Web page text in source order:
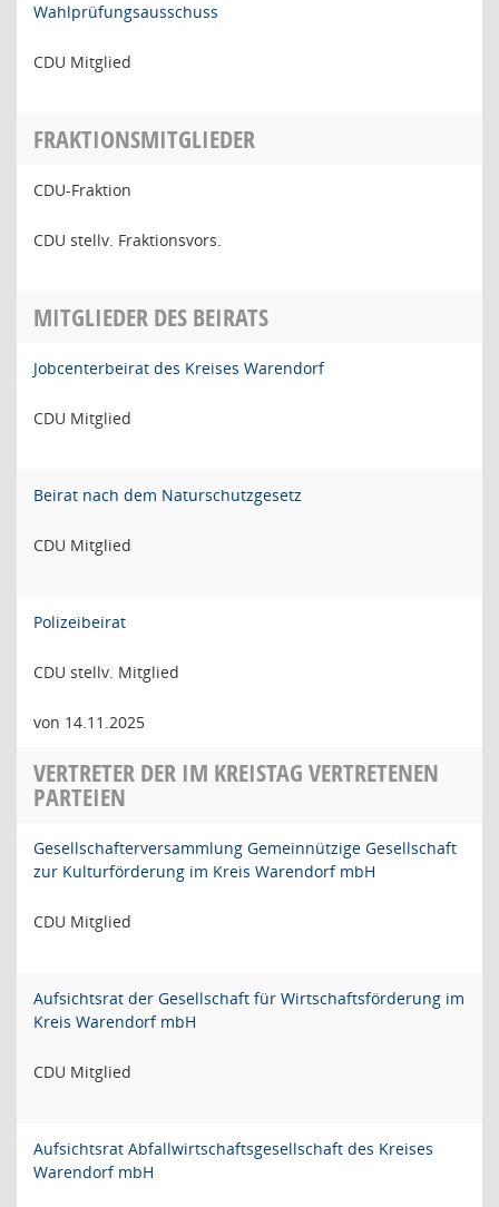
Wahlprüfungsausschuss
CDU Mitglied
FRAKTIONSMITGLIEDER
CDU-Fraktion
CDU stellv. Fraktionsvors.
MITGLIEDER DES BEIRATS
Jobcenterbeirat des Kreises Warendorf
CDU Mitglied
Beirat nach dem Naturschutzgesetz
CDU Mitglied
Polizeibeirat
CDU stellv. Mitglied
von 14.11.2025
VERTRETER DER IM KREISTAG VERTRETENEN
PARTEIEN
Gesellschafterversammlung Gemeinnützige Gesellschaft
zur Kulturförderung im Kreis Warendorf mbH
CDU Mitglied
Aufsichtsrat der Gesellschaft für Wirtschaftsförderung im
Kreis Warendorf mbH
CDU Mitglied
Aufsichtsrat Abfallwirtschaftsgesellschaft des Kreises
Warendorf mbH